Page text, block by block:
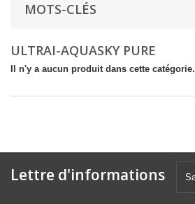
MOTS-CLÉS
ULTRAI-AQUASKY PURE
Il n'y a aucun produit dans cette catégorie.
Lettre d'informations